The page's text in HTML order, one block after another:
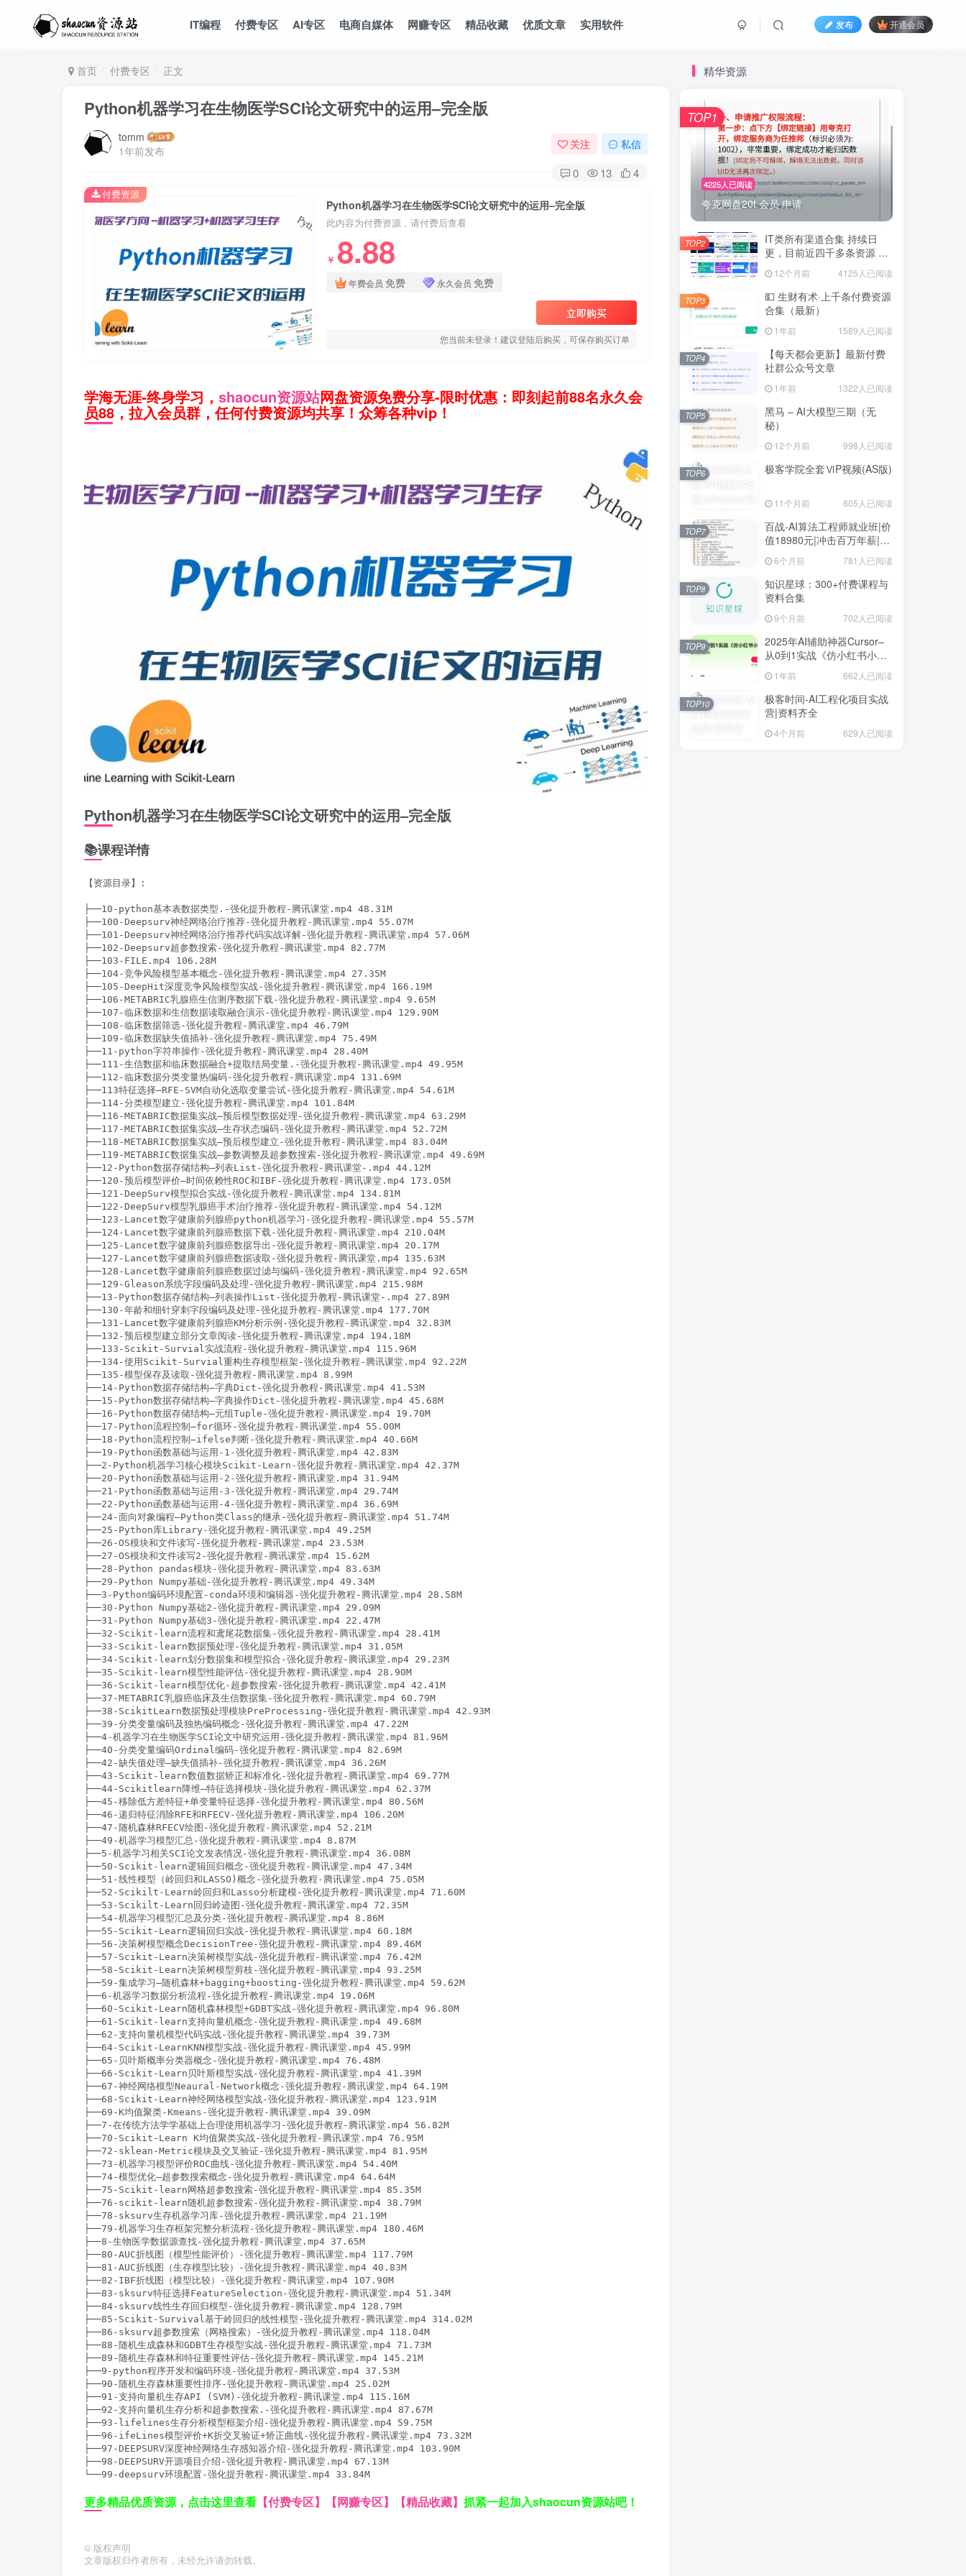
IT编程 付费专区 AI专区 电商自媒体 网赚专区 精品收藏 优质文章 实用软件 发布 开通会员
首页 付费专区 正文
Python机器学习在生物医学SCI论文研究中的运用–完全版
tomm
1年前发布
关注 私信
0 13 4
Python机器学习在生物医学SCI论文研究中的运用–完全版
此内容为付费资源，请付费后查看
￥ 8.88
年费会员 免费 永久会员 免费
立即购买
您当前未登录！建议登陆后购买，可保存购买订单
付费资源
学海无涯-终身学习， shaocun资源站网盘资源免费分享-限时优惠：即刻起前88名永久会
员88，拉入会员群，任何付费资源均共享！众筹各种vip！
Python机器学习在生物医学SCI论文研究中的运用–完全版
📚课程详情
【资源目录】:
├──10-python基本表数据类型.-强化提升教程-腾讯课堂.mp4 48.31M
├──100-Deepsurv神经网络治疗推荐-强化提升教程-腾讯课堂.mp4 55.07M
├──101-Deepsurv神经网络治疗推荐代码实战详解-强化提升教程-腾讯课堂.mp4 57.06M
├──102-Deepsurv超参数搜索-强化提升教程-腾讯课堂.mp4 82.77M
├──103-FILE.mp4 106.28M
├──104-竞争风险模型基本概念-强化提升教程-腾讯课堂.mp4 27.35M
├──105-DeepHit深度竞争风险模型实战-强化提升教程-腾讯课堂.mp4 166.19M
├──106-METABRIC乳腺癌生信测序数据下载-强化提升教程-腾讯课堂.mp4 9.65M
├──107-临床数据和生信数据读取融合演示-强化提升教程-腾讯课堂.mp4 129.90M
├──108-临床数据筛选-强化提升教程-腾讯课堂.mp4 46.79M
├──109-临床数据缺失值插补-强化提升教程-腾讯课堂.mp4 75.49M
├──11-python字符串操作-强化提升教程-腾讯课堂.mp4 28.40M
├──111-生信数据和临床数据融合+提取结局变量.-强化提升教程-腾讯课堂.mp4 49.95M
├──112-临床数据分类变量热编码-强化提升教程-腾讯课堂.mp4 131.69M
├──113特征选择–RFE-SVM自动化选取变量尝试-强化提升教程-腾讯课堂.mp4 54.61M
├──114-分类模型建立-强化提升教程-腾讯课堂.mp4 101.84M
├──116-METABRIC数据集实战–预后模型数据处理-强化提升教程-腾讯课堂.mp4 63.29M
├──117-METABRIC数据集实战–生存状态编码-强化提升教程-腾讯课堂.mp4 52.72M
├──118-METABRIC数据集实战–预后模型建立-强化提升教程-腾讯课堂.mp4 83.04M
├──119-METABRIC数据集实战–参数调整及超参数搜索-强化提升教程-腾讯课堂.mp4 49.69M
├──12-Python数据存储结构–列表List-强化提升教程-腾讯课堂-.mp4 44.12M
├──120-预后模型评价–时间依赖性ROC和IBF-强化提升教程-腾讯课堂.mp4 173.05M
├──121-DeepSurv模型拟合实战-强化提升教程-腾讯课堂.mp4 134.81M
├──122-DeepSurv模型乳腺癌手术治疗推荐-强化提升教程-腾讯课堂.mp4 54.12M
├──123-Lancet数字健康前列腺癌python机器学习-强化提升教程-腾讯课堂.mp4 55.57M
├──124-Lancet数字健康前列腺癌数据下载-强化提升教程-腾讯课堂.mp4 210.04M
├──125-Lancet数字健康前列腺癌数据导出-强化提升教程-腾讯课堂.mp4 20.17M
├──127-Lancet数字健康前列腺癌数据读取-强化提升教程-腾讯课堂.mp4 135.63M
├──128-Lancet数字健康前列腺癌数据过滤与编码-强化提升教程-腾讯课堂.mp4 92.65M
├──129-Gleason系统字段编码及处理-强化提升教程-腾讯课堂.mp4 215.98M
├──13-Python数据存储结构–列表操作List-强化提升教程-腾讯课堂-.mp4 27.89M
├──130-年龄和细针穿刺字段编码及处理-强化提升教程-腾讯课堂.mp4 177.70M
├──131-Lancet数字健康前列腺癌KM分析示例-强化提升教程-腾讯课堂.mp4 32.83M
├──132-预后模型建立部分文章阅读-强化提升教程-腾讯课堂.mp4 194.18M
├──133-Scikit-Survial实战流程-强化提升教程-腾讯课堂.mp4 115.96M
├──134-使用Scikit-Survial重构生存模型框架-强化提升教程-腾讯课堂.mp4 92.22M
├──135-模型保存及读取-强化提升教程-腾讯课堂.mp4 8.99M
├──14-Python数据存储结构–字典Dict-强化提升教程-腾讯课堂.mp4 41.53M
├──15-Python数据存储结构–字典操作Dict-强化提升教程-腾讯课堂.mp4 45.68M
├──16-Python数据存储结构–元组Tuple-强化提升教程-腾讯课堂.mp4 19.70M
├──17-Python流程控制–for循环-强化提升教程-腾讯课堂.mp4 55.00M
├──18-Python流程控制–ifelse判断-强化提升教程-腾讯课堂.mp4 40.66M
├──19-Python函数基础与运用-1-强化提升教程-腾讯课堂.mp4 42.83M
├──2-Python机器学习核心模块Scikit-Learn-强化提升教程-腾讯课堂.mp4 42.37M
├──20-Python函数基础与运用-2-强化提升教程-腾讯课堂.mp4 31.94M
├──21-Python函数基础与运用-3-强化提升教程-腾讯课堂.mp4 29.74M
├──22-Python函数基础与运用-4-强化提升教程-腾讯课堂.mp4 36.69M
├──24-面向对象编程–Python类Class的继承-强化提升教程-腾讯课堂.mp4 51.74M
├──25-Python库Library-强化提升教程-腾讯课堂.mp4 49.25M
├──26-OS模块和文件读写-强化提升教程-腾讯课堂.mp4 23.53M
├──27-OS模块和文件读写2-强化提升教程-腾讯课堂.mp4 15.62M
├──28-Python pandas模块-强化提升教程-腾讯课堂.mp4 83.63M
├──29-Python Numpy基础-强化提升教程-腾讯课堂.mp4 49.34M
├──3-Python编码环境配置-conda环境和编辑器-强化提升教程-腾讯课堂.mp4 28.58M
├──30-Python Numpy基础2-强化提升教程-腾讯课堂.mp4 29.09M
├──31-Python Numpy基础3-强化提升教程-腾讯课堂.mp4 22.47M
├──32-Scikit-learn流程和鸢尾花数据集-强化提升教程-腾讯课堂.mp4 28.41M
├──33-Scikit-learn数据预处理-强化提升教程-腾讯课堂.mp4 31.05M
├──34-Scikit-learn划分数据集和模型拟合-强化提升教程-腾讯课堂.mp4 29.23M
├──35-Scikit-learn模型性能评估-强化提升教程-腾讯课堂.mp4 28.90M
├──36-Scikit-learn模型优化-超参数搜索-强化提升教程-腾讯课堂.mp4 42.41M
├──37-METABRIC乳腺癌临床及生信数据集-强化提升教程-腾讯课堂.mp4 60.79M
├──38-ScikitLearn数据预处理模块PreProcessing-强化提升教程-腾讯课堂.mp4 42.93M
├──39-分类变量编码及独热编码概念-强化提升教程-腾讯课堂.mp4 47.22M
├──4-机器学习在生物医学SCI论文中研究运用-强化提升教程-腾讯课堂.mp4 81.96M
├──40-分类变量编码Ordinal编码-强化提升教程-腾讯课堂.mp4 82.69M
├──42-缺失值处理–缺失值插补-强化提升教程-腾讯课堂.mp4 36.26M
├──43-Scikit-learn数值数据矫正和标准化-强化提升教程-腾讯课堂.mp4 69.77M
├──44-Scikitlearn降维–特征选择模块-强化提升教程-腾讯课堂.mp4 62.37M
├──45-移除低方差特征+单变量特征选择-强化提升教程-腾讯课堂.mp4 80.56M
├──46-递归特征消除RFE和RFECV-强化提升教程-腾讯课堂.mp4 106.20M
├──47-随机森林RFECV绘图-强化提升教程-腾讯课堂.mp4 52.21M
├──49-机器学习模型汇总-强化提升教程-腾讯课堂.mp4 8.87M
├──5-机器学习相关SCI论文发表情况-强化提升教程-腾讯课堂.mp4 36.08M
├──50-Scikit-learn逻辑回归概念-强化提升教程-腾讯课堂.mp4 47.34M
├──51-线性模型（岭回归和LASSO)概念-强化提升教程-腾讯课堂.mp4 75.05M
├──52-Scikilt-Learn岭回归和Lasso分析建模-强化提升教程-腾讯课堂.mp4 71.60M
├──53-Scikilt-Learn回归岭迹图-强化提升教程-腾讯课堂.mp4 72.35M
├──54-机器学习模型汇总及分类-强化提升教程-腾讯课堂.mp4 8.86M
├──55-Scikit-Learn逻辑回归实战-强化提升教程-腾讯课堂.mp4 60.18M
├──56-决策树模型概念DecisionTree-强化提升教程-腾讯课堂.mp4 89.46M
├──57-Scikit-Learn决策树模型实战-强化提升教程-腾讯课堂.mp4 76.42M
├──58-Scikit-Learn决策树模型剪枝-强化提升教程-腾讯课堂.mp4 93.25M
├──59-集成学习–随机森林+bagging+boosting-强化提升教程-腾讯课堂.mp4 59.62M
├──6-机器学习数据分析流程-强化提升教程-腾讯课堂.mp4 19.06M
├──60-Scikit-Learn随机森林模型+GDBT实战-强化提升教程-腾讯课堂.mp4 96.80M
├──61-Scikit-learn支持向量机概念-强化提升教程-腾讯课堂.mp4 49.68M
├──62-支持向量机模型代码实战-强化提升教程-腾讯课堂.mp4 39.73M
├──64-Scikit-LearnKNN模型实战-强化提升教程-腾讯课堂.mp4 45.99M
├──65-贝叶斯概率分类器概念-强化提升教程-腾讯课堂.mp4 76.48M
├──66-Scikit-Learn贝叶斯模型实战-强化提升教程-腾讯课堂.mp4 41.39M
├──67-神经网络模型Neaural-Network概念-强化提升教程-腾讯课堂.mp4 64.19M
├──68-Scikit-Learn神经网络模型实战-强化提升教程-腾讯课堂.mp4 123.91M
├──69-K均值聚类-Kmeans-强化提升教程-腾讯课堂.mp4 39.09M
├──7-在传统方法学学基础上合理使用机器学习-强化提升教程-腾讯课堂.mp4 56.82M
├──70-Scikit-Learn K均值聚类实战-强化提升教程-腾讯课堂.mp4 76.95M
├──72-sklean-Metric模块及交叉验证-强化提升教程-腾讯课堂.mp4 81.95M
├──73-机器学习模型评价ROC曲线-强化提升教程-腾讯课堂.mp4 54.40M
├──74-模型优化–超参数搜索概念-强化提升教程-腾讯课堂.mp4 64.64M
├──75-Scikit-learn网格超参数搜索-强化提升教程-腾讯课堂.mp4 85.35M
├──76-scikit-learn随机超参数搜索-强化提升教程-腾讯课堂.mp4 38.79M
├──78-sksurv生存机器学习库-强化提升教程-腾讯课堂.mp4 21.19M
├──79-机器学习生存框架完整分析流程-强化提升教程-腾讯课堂.mp4 180.46M
├──8-生物医学数据源查找-强化提升教程-腾讯课堂.mp4 37.65M
├──80-AUC折线图（模型性能评价）-强化提升教程-腾讯课堂.mp4 117.79M
├──81-AUC折线图（生存模型比较）-强化提升教程-腾讯课堂.mp4 40.83M
├──82-IBF折线图（模型比较）-强化提升教程-腾讯课堂.mp4 107.90M
├──83-sksurv特征选择FeatureSelection-强化提升教程-腾讯课堂.mp4 51.34M
├──84-sksurv线性生存回归模型-强化提升教程-腾讯课堂.mp4 128.79M
├──85-Scikit-Survival基于岭回归的线性模型-强化提升教程-腾讯课堂.mp4 314.02M
├──86-sksurv超参数搜索（网格搜索）-强化提升教程-腾讯课堂.mp4 118.04M
├──88-随机生成森林和GDBT生存模型实战-强化提升教程-腾讯课堂.mp4 71.73M
├──89-随机生存森林和特征重要性评估-强化提升教程-腾讯课堂.mp4 145.21M
├──9-python程序开发和编码环境-强化提升教程-腾讯课堂.mp4 37.53M
├──90-随机生存森林重要性排序-强化提升教程-腾讯课堂.mp4 25.02M
├──91-支持向量机生存API (SVM)-强化提升教程-腾讯课堂.mp4 115.16M
├──92-支持向量机生存分析和超参数搜索.-强化提升教程-腾讯课堂.mp4 87.67M
├──93-lifelines生存分析模型框架介绍-强化提升教程-腾讯课堂.mp4 59.75M
├──96-ifeLines模型评价+K折交叉验证+矫正曲线-强化提升教程-腾讯课堂.mp4 73.32M
├──97-DEEPSURV深度神经网络生存感知器介绍-强化提升教程-腾讯课堂.mp4 103.90M
├──98-DEEPSURV开源项目介绍-强化提升教程-腾讯课堂.mp4 67.13M
更多精品优质资源，点击这里查看 【付费专区】 【网赚专区】 【精品收藏】 抓紧一起加入shaocun资源站吧！
© 版权声明
文章版权归作者所有，未经允许请勿转载。
精华资源
4225人已阅读
夸克网盘20t 会员 申请
TOP1
IT类所有渠道合集 持续日
更，目前近四千多条资源 年
12个月前 4125人已阅读
TOP2
💵 生财有术·上千条付费资源
合集（最新）
1年前 1589人已阅读
TOP3
【每天都会更新】最新付费
社群公众号文章
1年前 1322人已阅读
TOP4
黑马 – AI大模型三期（无
秘）
12个月前 998人已阅读
TOP5
极客学院全套ⅥP视频(AS版)
11个月前 805人已阅读
TOP6
百战-AI算法工程师就业班|价
值18980元|冲击百万年薪|完
结无秘
6个月前 781人已阅读
TOP7
知识星球：300+付费课程与
资料合集
9个月前 702人已阅读
TOP8
2025年AI辅助神器Cursor–
从0到1实战《仿小红书小程
序》1年前 662人已阅读
TOP9
极客时间-AI工程化项目实战
营|资料齐全
4个月前 629人已阅读
TOP10